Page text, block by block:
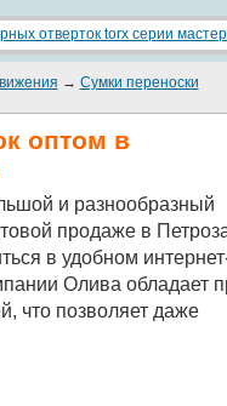
→ Сумки переноски
оптом в
и разнообразный
продаже в
в удобном
Олива обладает
что позволяет даже